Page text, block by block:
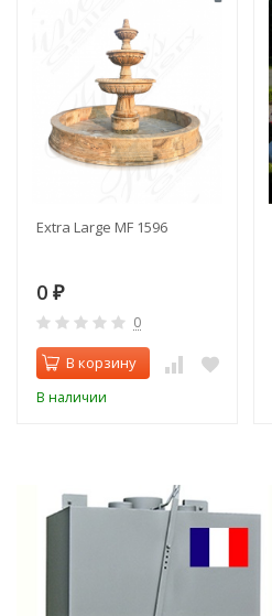
Extra Large MF 1596
0 ₽
0
В корзину
В наличии